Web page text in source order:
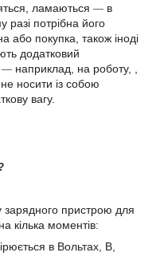
ламаються — в
разі потрібна його
або покупка, також іноді
додатковий
— наприклад, на роботу, ,
носити із собою
вагу.
пристрою для
кілька моментів:
в Вольтах, В,